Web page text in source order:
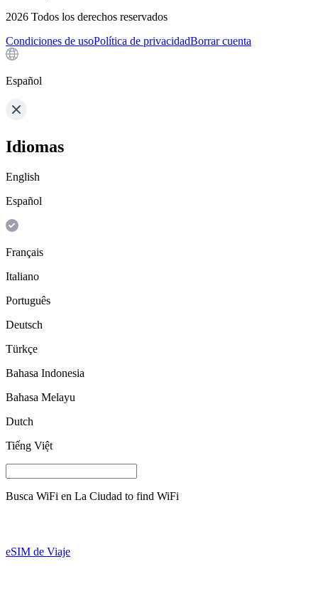
2026 Todos los derechos reservados
Condiciones de usoPolítica de privacidadBorrar cuenta
Español
Idiomas
English
Español
Français
Italiano
Português
Deutsch
Türkçe
Bahasa Indonesia
Bahasa Melayu
Dutch
Tiếng Việt
Busca WiFi en La Ciudad to find WiFi
eSIM de Viaje